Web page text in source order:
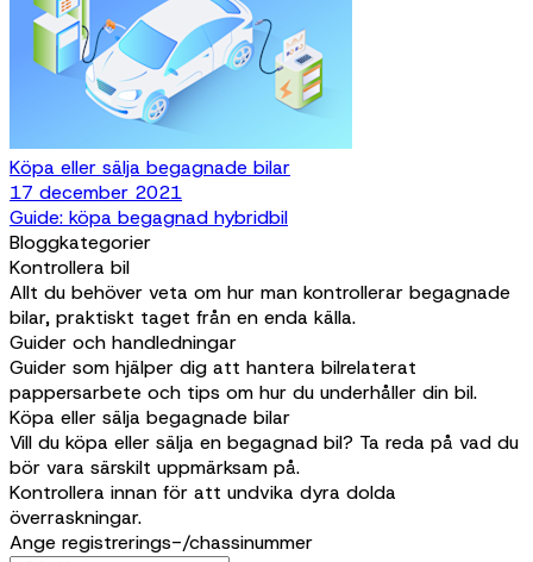
Köpa eller sälja begagnade bilar
17 december 2021
Guide: köpa begagnad hybridbil
Bloggkategorier
Kontrollera bil
Allt du behöver veta om hur man kontrollerar begagnade
bilar, praktiskt taget från en enda källa.
Guider och handledningar
Guider som hjälper dig att hantera bilrelaterat
pappersarbete och tips om hur du underhåller din bil.
Köpa eller sälja begagnade bilar
Vill du köpa eller sälja en begagnad bil? Ta reda på vad du
bör vara särskilt uppmärksam på.
Kontrollera innan för att undvika dyra dolda
överraskningar.
Ange registrerings-/chassinummer